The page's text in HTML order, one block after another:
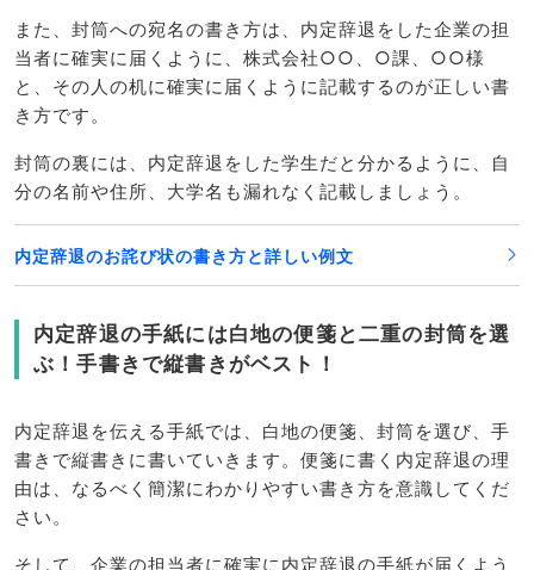
また、封筒への宛名の書き方は、内定辞退をした企業の担
当者に確実に届くように、株式会社○○、○課、○○様
と、その人の机に確実に届くように記載するのが正しい書
き方です。
封筒の裏には、内定辞退をした学生だと分かるように、自
分の名前や住所、大学名も漏れなく記載しましょう。
内定辞退のお詫び状の書き方と詳しい例文
内定辞退の手紙には白地の便箋と二重の封筒を選
ぶ！手書きで縦書きがベスト！
内定辞退を伝える手紙では、白地の便箋、封筒を選び、手
書きで縦書きに書いていきます。便箋に書く内定辞退の理
由は、なるべく簡潔にわかりやすい書き方を意識してくだ
さい。
そして、企業の担当者に確実に内定辞退の手紙が届くよう